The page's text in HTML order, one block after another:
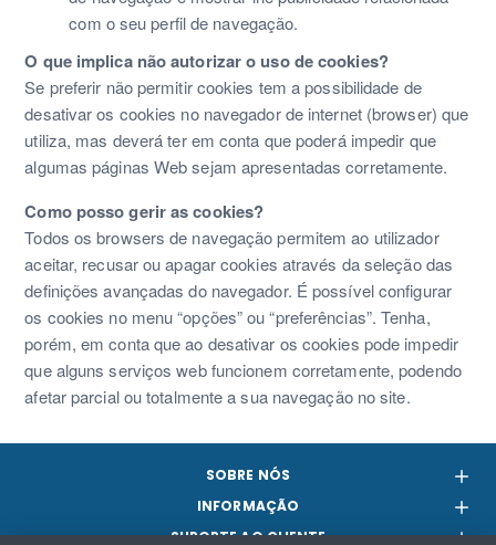
com o seu perfil de navegação.
O que implica não autorizar o uso de cookies?
Se preferir não permitir cookies tem a possibilidade de
desativar os cookies no navegador de internet (browser) que
utiliza, mas deverá ter em conta que poderá impedir que
algumas páginas Web sejam apresentadas corretamente.
Como posso gerir as cookies?
Todos os browsers de navegação permitem ao utilizador
aceitar, recusar ou apagar cookies através da seleção das
definições avançadas do navegador. É possível configurar
os cookies no menu “opções” ou “preferências”. Tenha,
porém, em conta que ao desativar os cookies pode impedir
que alguns serviços web funcionem corretamente, podendo
afetar parcial ou totalmente a sua navegação no site.
SOBRE NÓS
INFORMAÇÃO
SUPORTE AO CLIENTE